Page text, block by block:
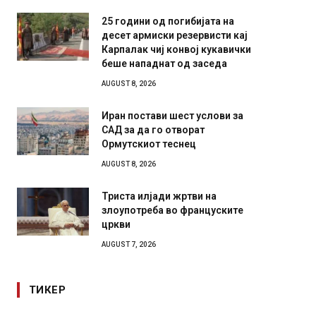
25 години од погибијата на
десет армиски резервисти кај
Карпалак чиј конвој кукавички
беше нападнат од заседа
AUGUST 8, 2026
Иран постави шест услови за
САД за да го отворат
Ормутскиот теснец
AUGUST 8, 2026
Триста илјади жртви на
злоупотреба во француските
цркви
AUGUST 7, 2026
ТИКЕР